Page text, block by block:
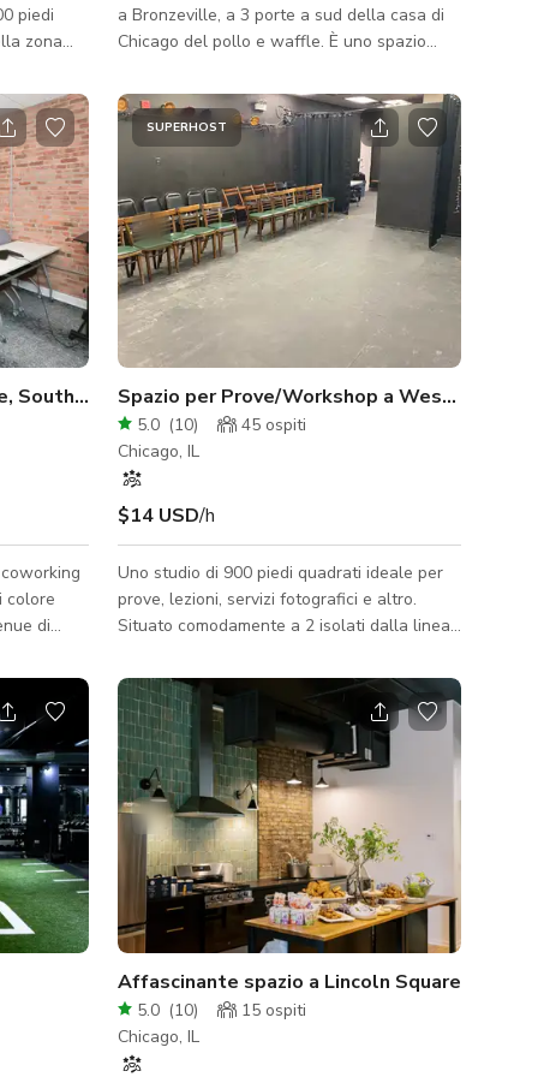
piedi
zona
sei aree
LED,
creative.
venerdì.
da
a Bronzeville, a 3 porte a sud della casa di
Chicago del pollo e waffle. È uno spazio
riunioni e piccoli eventi. Questo Handy
Space può ospitare fino a 50 persone ed è
della dimensione giusta per il tuo evento.
South Loop, Chicago
colore
di
spazi
tutti,
(in
Ci
di
SUPERHOST
Spazio per Prove/Workshop a West
5.0 (10) 45 ospiti
Chicago, IL
$14 USD/h
Uno studio di 900 piedi quadrati ideale per
prove, lezioni, servizi fotografici e altro.
Situato comodamente a 2 isolati dalla linea
Belmont Red/Brown/Purple e adiacente al
Whole Foods di Belmont/Lincoln/Ashland.
Parcheggio, wifi, tavoli/sedie. Accessibile.
Primo piano, bagno nello spazio. Questo
spazio è disponibile per: - Riunioni -
Workshop - Prove - Interviste Si prega di
notare: le foto mostrano la pittura in corso
dello studio. Lo dipingeremo
Affascinante spazio a Lincoln Square
5.0 (10) 15 ospiti
Chicago, IL